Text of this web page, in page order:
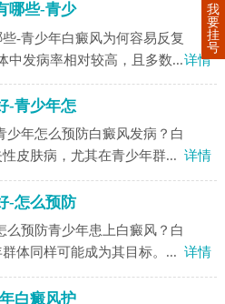
哪些-青少
-青少年白癜风为何容易反复
中发病率相对较高，且多数...详情
-青少年怎
少年怎么预防白癜风发病？白
皮肤病，尤其在青少年群... 详情
-怎么预防
么预防青少年患上白癜风？白
体同样可能成为其目标。... 详情
白癜风护
我
要
挂
号